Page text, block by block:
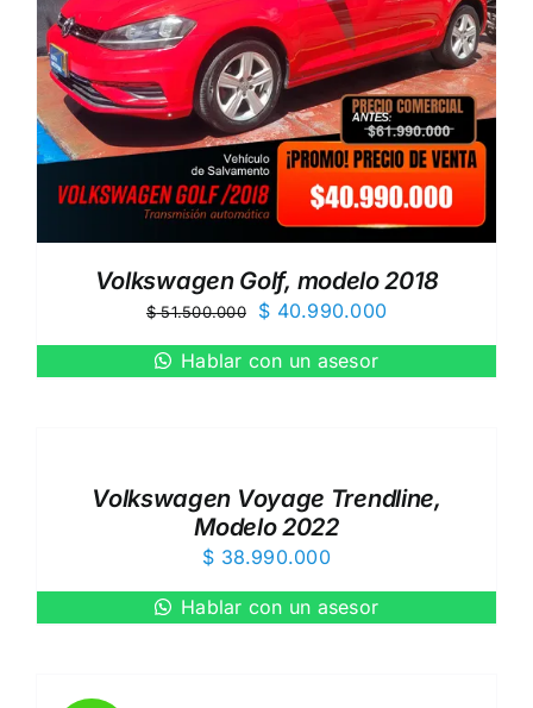
Volkswagen Golf, modelo 2018
$51.500.000
El
precio
original
$ 40.990.000El
precio
actual
Hablar con un asesor
DETAILSVolkswagen Voyage Trendline,
Modelo 2022
$ 38.990.000
Hablar con un asesor
CARRITO